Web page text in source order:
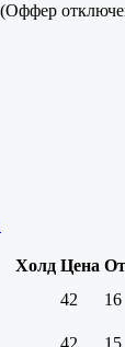
(Оффер
Холд Цена
42 16
42 15